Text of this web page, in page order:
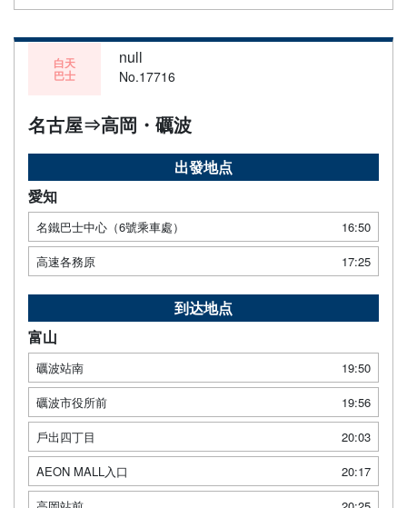
白天
巴士
null
No.17716
名古屋⇒高岡・礪波
出發地点
愛知
名鐵巴士中心（6號乘車處）
16:50
高速各務原
17:25
到达地点
富山
礪波站南
19:50
礪波市役所前
19:56
戶出四丁目
20:03
AEON MALL入口
20:17